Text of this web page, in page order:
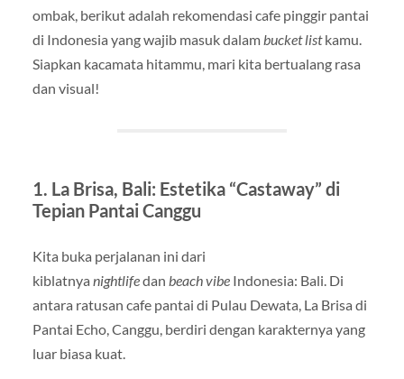
ombak, berikut adalah rekomendasi cafe pinggir pantai
di Indonesia yang wajib masuk dalambucket listkamu.
Siapkan kacamata hitammu, mari kita bertualang rasa
dan visual!
1. La Brisa, Bali: Estetika “Castaway” di
Tepian Pantai Canggu
Kita buka perjalanan ini dari
kiblatnya nightlifedan beach vibeIndonesia: Bali. Di
antara ratusan cafe pantai di Pulau Dewata, La Brisa di
Pantai Echo, Canggu, berdiri dengan karakternya yang
luar biasa kuat.